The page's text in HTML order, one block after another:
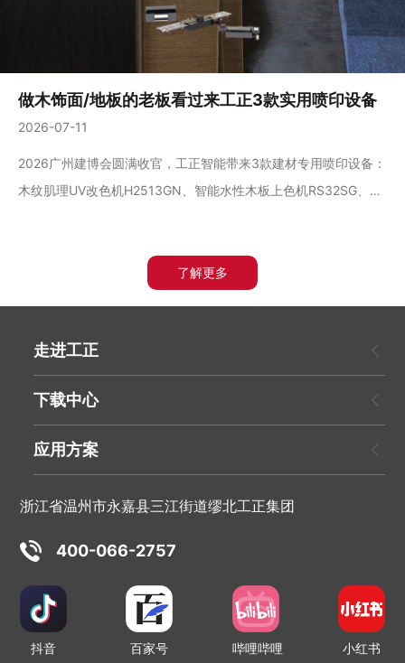
做木饰面/地板的老板看过来工正3款实用喷印设备
2026-07-11
2026广州建博会圆满收官，工正智能带来3款建材专用喷印设备：
木纹肌理UV改色机H2513GN、智能水性木板上色机RS32SG、高
了解更多
走进工正
下载中心
应用方案
浙江省温州市永嘉县三江街道缪北工正集团
400-066-2757
抖音 百家号 哔哩哔哩 小红书